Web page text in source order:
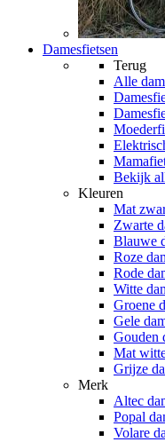
Damesfietsen
Terug
Alle
Bekijk
Kleuren
Mat
Zwarte
Blauwe
Roze
Rode
Witte
Groene
Gele
Gouden
Mat
Grijze
Merk
Altec
Popal
Volare